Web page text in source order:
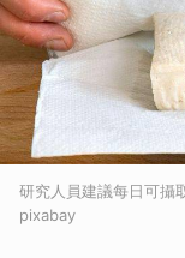
研究人員建議每日可攝
pixabay